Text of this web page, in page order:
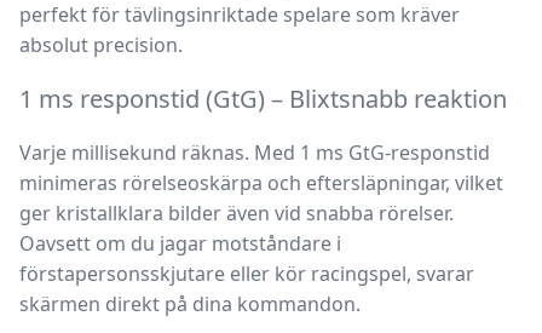
perfekt för tävlingsinriktade spelare som kräver
absolut precision.
1 ms responstid (GtG) – Blixtsnabb reaktion
Varje millisekund räknas. Med 1 ms GtG-responstid
minimeras rörelseoskärpa och eftersläpningar, vilket
ger kristallklara bilder även vid snabba rörelser.
Oavsett om du jagar motståndare i
förstapersonsskjutare eller kör racingspel, svarar
skärmen direkt på dina kommandon.